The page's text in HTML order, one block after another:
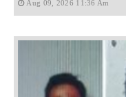
Aug 09, 2026 11:36 Am